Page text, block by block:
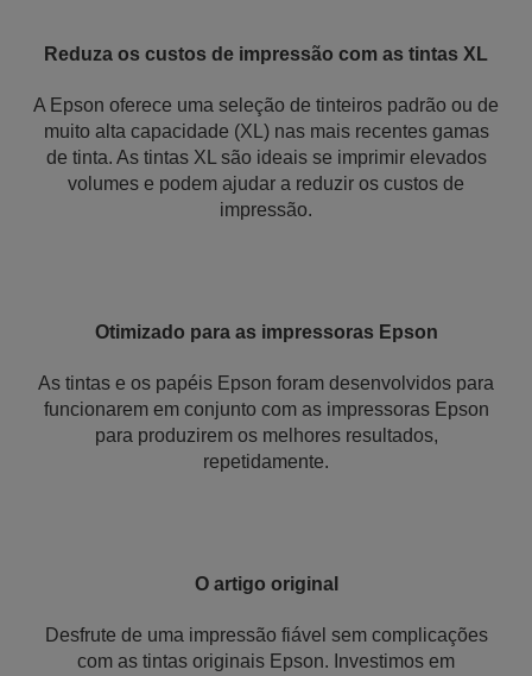
Reduza os custos de impressão com as tintas XL
A Epson oferece uma seleção de tinteiros padrão ou de
muito alta capacidade (XL) nas mais recentes gamas
de tinta. As tintas XL são ideais se imprimir elevados
volumes e podem ajudar a reduzir os custos de
impressão.
Otimizado para as impressoras Epson
As tintas e os papéis Epson foram desenvolvidos para
funcionarem em conjunto com as impressoras Epson
para produzirem os melhores resultados,
repetidamente.
O artigo original
Desfrute de uma impressão fiável sem complicações
com as tintas originais Epson. Investimos em